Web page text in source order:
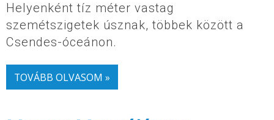
Helyenként tíz méter vastag
szemétszigetek úsznak, többek között a
Csendes-óceánon.
TOVÁBB OLVASOM »